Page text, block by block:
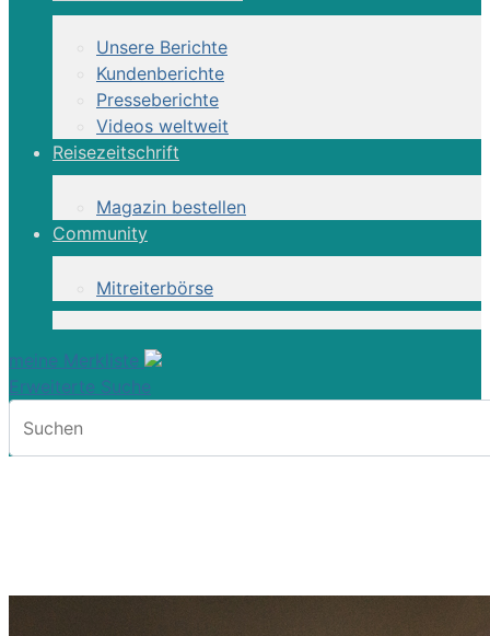
Unsere Berichte
Kundenberichte
Presseberichte
Videos weltweit
Reisezeitschrift
Magazin bestellen
Community
Mitreiterbörse
meine Merkliste
Erweiterte Suche